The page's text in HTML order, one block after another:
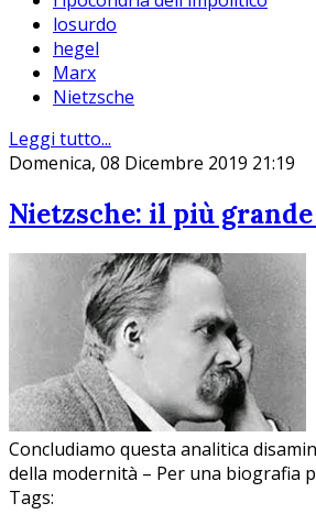
losurdo
hegel
Marx
Nietzsche
Leggi tutto...
Domenica, 08 Dicembre 2019 21:19
Nietzsche: il più
Concludiamo questa analitica
della modernità – Per una biografia
Tags: